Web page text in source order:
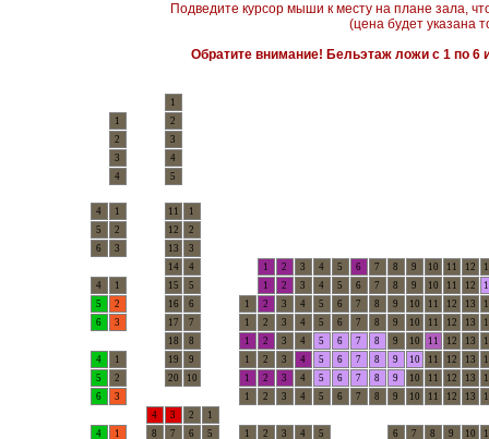
Подведите курсор мыши к месту на плане зала,
(цена будет указана
Обратите внимание! Бельэтаж ложи с 1 по 6
1
1
2
2
3
3
4
4
5
4 1 11
1
5
2 12
2
6
3 13
3
14
4 1 2 3 4 5 6 7 8 9 10 11 12
4
1 15 5 1 2 3 4 5 6 7 8 9 10 11 12
5
2 16 6 1 2 3 4 5 6 7 8 9 10 11 12 13
6
3 17 7 1 2 3 4 5 6 7 8 9 10 11 12 13
18
8 1 2 3 4 5 6 7 8 9 10 11 12 13
4
1 19 9 1 2 3 4 5 6 7 8 9 10 11 12 13
5
2 20 10 1 2 3 4 5 6 7 8 9 10 11 12 13
6
3 1 2 3 4 5 6 7 8 9 10 11 12 13
4
3 2
1
4
1 8 7 6 5 1 2 3 4 5 6 7 8 9 10